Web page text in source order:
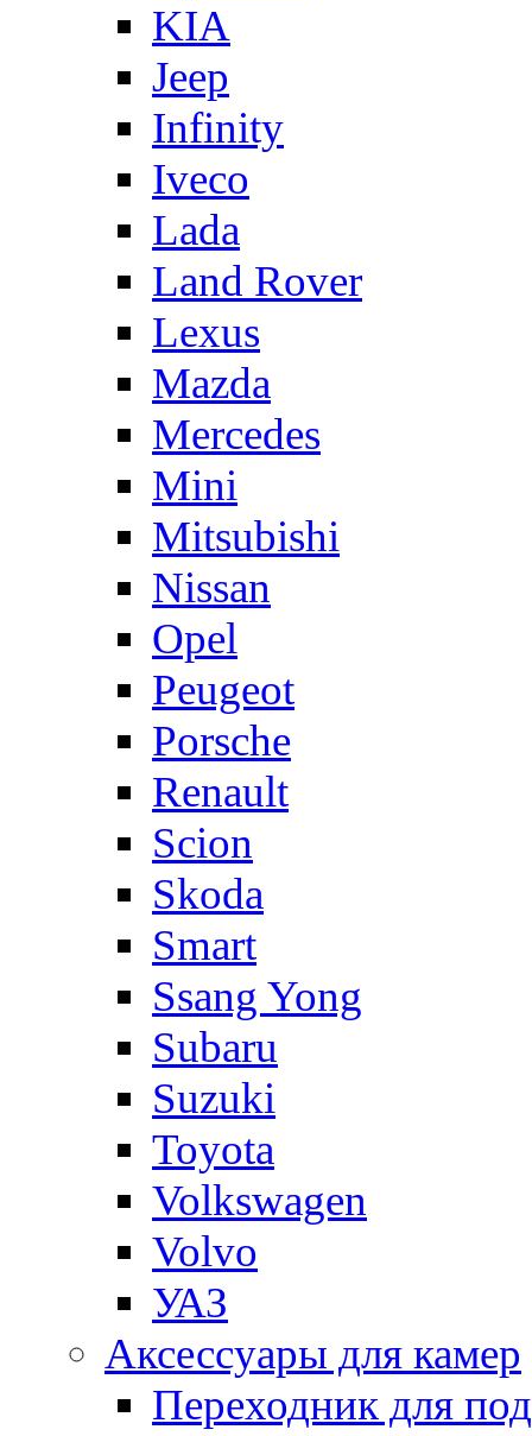
KIA
Jeep
Infinity
Iveco
Lada
Land Rover
Lexus
Mazda
Mercedes
Mini
Mitsubishi
Nissan
Opel
Peugeot
Porsche
Renault
Scion
Skoda
Smart
Ssang Yong
Subaru
Suzuki
Toyota
Volkswagen
Volvo
УАЗ
Аксессуары для камер
Переходник для